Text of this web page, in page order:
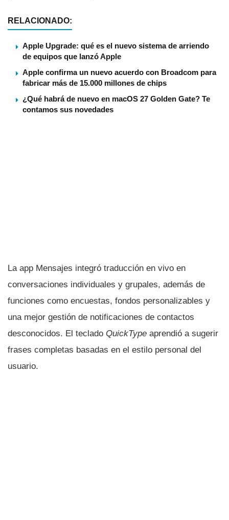
RELACIONADO:
Apple Upgrade: qué es el nuevo sistema de arriendo
de equipos que lanzó Apple
Apple confirma un nuevo acuerdo con Broadcom para
fabricar más de 15.000 millones de chips
¿Qué habrá de nuevo en macOS 27 Golden Gate? Te
contamos sus novedades
La app Mensajes integró traducción en vivo en
conversaciones individuales y grupales, además de
funciones como encuestas, fondos personalizables y
una mejor gestión de notificaciones de contactos
desconocidos. El teclado QuickType aprendió a sugerir
frases completas basadas en el estilo personal del
usuario.